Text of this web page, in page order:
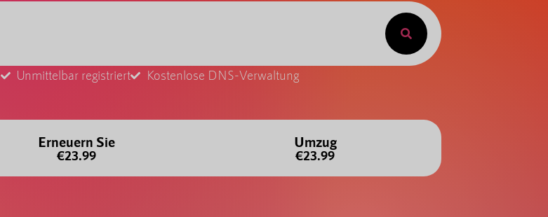
Unmittelbar registriert Kostenlose DNS-Verwaltung
Erneuern Sie
€23.99
Umzug
€23.99